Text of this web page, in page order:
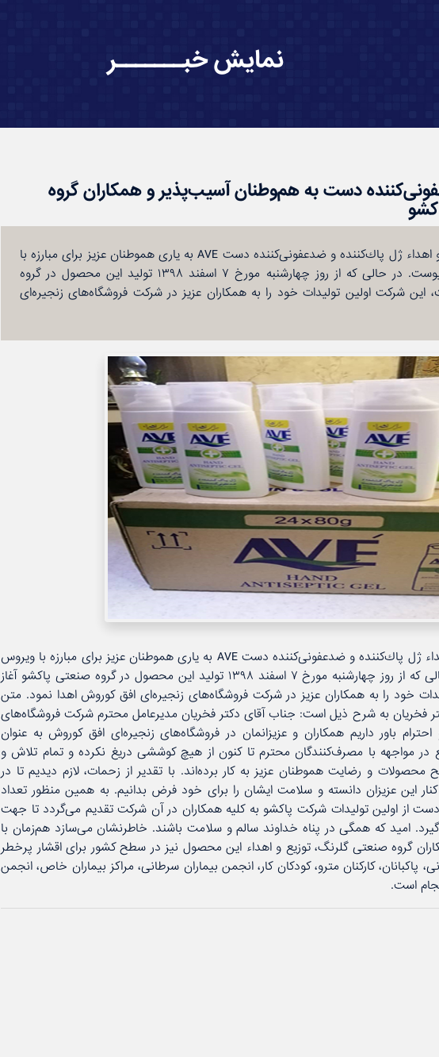
نمایش خبـــــــر
دست به هم‌وطنان آسیب‌پذیر و همكاران گروه
گروه صنعتی پاكشو با تولید و اهداء ژل پاك‌كننده و ضدعفونی‌كننده دست AVE به یاری هموطنان عزیز برای مبارزه با
ویروس كرونا (COVID-19) پیوست. در حالی كه از روز چهارشنبه مورخ ۷ اسفند ۱۳۹۸ تولید این محصول در گروه
شركت اولین تولیدات خود را به همكاران عزیز در شركت فروشگاه‌های زنجیره‌ای
گروه صنعتی پاكشو با تولید و اهداء ژل پاك‌كننده و ضدعفونی‌كننده دست AVE به یاری هموطنان عزیز برای مبارزه با ویروس
كرونا (COVID-19) پیوست. در حالی كه از روز چهارشنبه مورخ ۷ اسفند ۱۳۹۸ تولید این محصول در گروه صنعتی پاكشو آغاز
خود را به همكاران عزیز در شركت فروشگاه‌های زنجیره‌ای افق كوروش اهدا نمود. متن
فخریان به شرح ذیل است: جناب آقای دكتر فخریان مدیرعامل محترم شركت فروشگاه‌های
باور داریم همكاران و عزیزانمان در فروشگاه‌های زنجیره‌ای افق كوروش به عنوان
در مواجهه با مصرف‌كنندگان محترم تا كنون از هیچ كوششی دریغ نكرده و تمام تلاش و
و رضایت هموطنان عزیز به كار برده‌اند. با تقدیر از زحمات، لازم دیدیم تا در
این عزیزان دانسته و سلامت ایشان را برای خود فرض بدانیم. به همین منظور تعداد
دست از اولین تولیدات شركت پاكشو به كلیه همكاران در آن شركت تقدیم می‌گردد تا جهت
گیرد. امید كه همگی در پناه خداوند سالم و سلامت باشند. خاطرنشان می‌سازد هم‌زمان با
گروه صنعتی گلرنگ، توزیع و اهداء این محصول نیز در سطح كشور برای اقشار پرخطر
پاكبانان، كاركنان مترو، كودكان كار، انجمن بیماران سرطانی، مراكز بیماران خاص، انجمن
است.